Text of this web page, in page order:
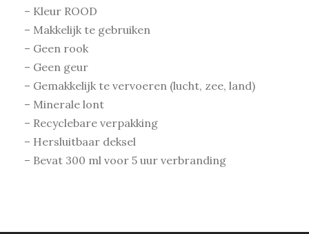
– Kleur ROOD
– Makkelijk te gebruiken
– Geen rook
– Geen geur
– Gemakkelijk te vervoeren (lucht, zee, land)
– Minerale lont
– Recyclebare verpakking
– Hersluitbaar deksel
– Bevat 300 ml voor 5 uur verbranding